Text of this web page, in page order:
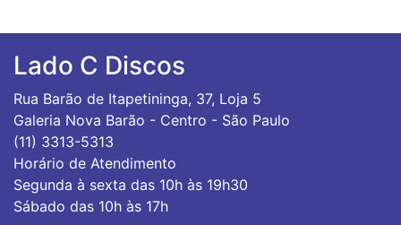
Lado C Discos
Rua Barão de Itapetininga, 37, Loja 5
Galeria Nova Barão - Centro - São Paulo
(11) 3313-5313
Horário de Atendimento
Segunda à sexta das 10h às 19h30
Sábado das 10h às 17h